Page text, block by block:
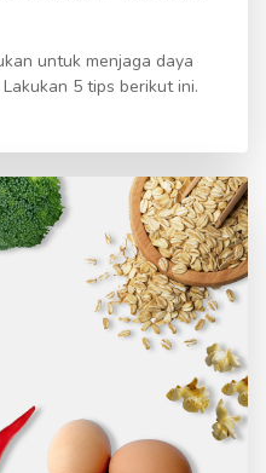
IMUN TUBUH
untuk menjaga daya
5 tips berikut ini.